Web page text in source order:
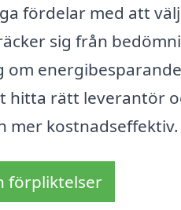
fördelar med att
sig från
hitta rätt leverantör
mer kostnadseffektiv.
förpliktelser